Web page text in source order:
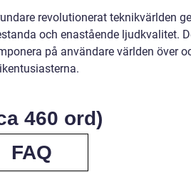
revolutionerat teknikvärlden
och enastående ljudkvalitet.
på användare världen över
460 ord)
FAQ